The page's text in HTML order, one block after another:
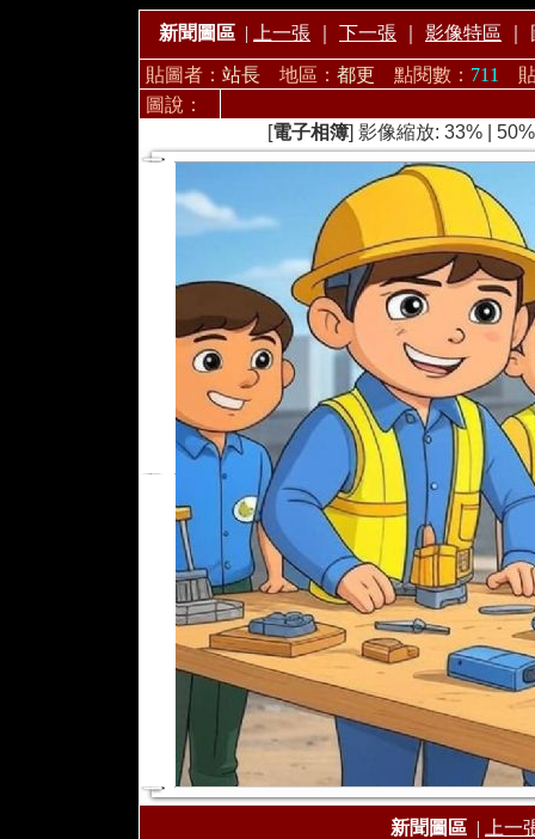
新聞圖區 | 上一張 下一張 影像特區
貼圖者： 站長 地區： 都更 點閱數： 711
圖說：
[電子相簿] 影像縮放: 33% 50%
新聞圖區 |
上一